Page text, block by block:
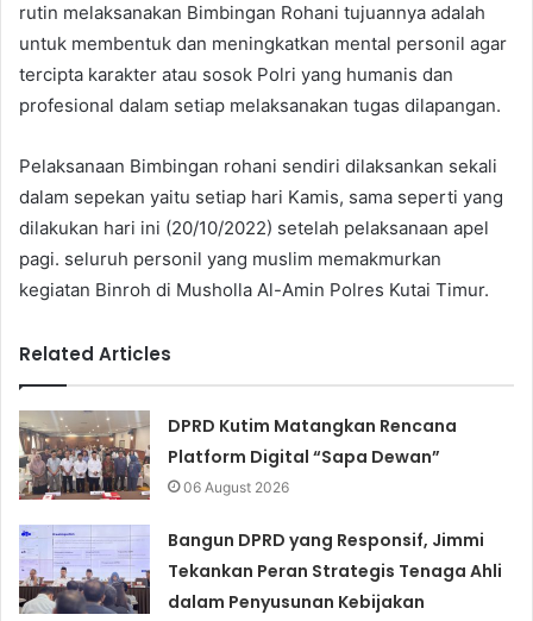
rutin melaksanakan Bimbingan Rohani tujuannya adalah
untuk membentuk dan meningkatkan mental personil agar
tercipta karakter atau sosok Polri yang humanis dan
profesional dalam setiap melaksanakan tugas dilapangan.
Pelaksanaan Bimbingan rohani sendiri dilaksankan sekali
dalam sepekan yaitu setiap hari Kamis, sama seperti yang
dilakukan hari ini (20/10/2022) setelah pelaksanaan apel
pagi. seluruh personil yang muslim memakmurkan
kegiatan Binroh di Musholla Al-Amin Polres Kutai Timur.
Related Articles
DPRD Kutim Matangkan Rencana
Platform Digital “Sapa Dewan”
06 August 2026
Bangun DPRD yang Responsif, Jimmi
Tekankan Peran Strategis Tenaga Ahli
dalam Penyusunan Kebijakan